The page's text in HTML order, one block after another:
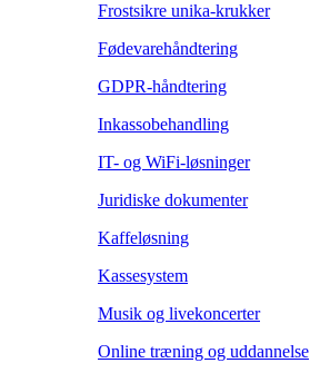
Frostsikre unika-krukker
Fødevarehåndtering
GDPR-håndtering
Inkassobehandling
IT- og WiFi-løsninger
Juridiske dokumenter
Kaffeløsning
Kassesystem
Musik og livekoncerter
Online træning og uddannelse